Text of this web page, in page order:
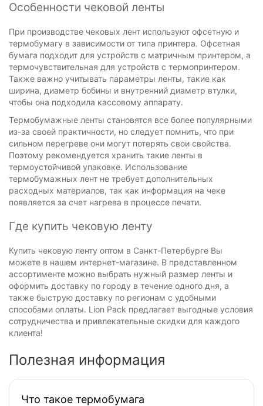
Особенности чековой ленты
При производстве чековых лент используют офсетную и
термобумагу в зависимости от типа принтера. Офсетная
бумага подходит для устройств с матричным принтером, а
термочувствительная для устройств с термопринтером.
Также важно учитывать параметры ленты, такие как
ширина, диаметр бобины и внутренний диаметр втулки,
чтобы она подходила кассовому аппарату.
Термобумажные ленты становятся все более популярными
из-за своей практичности, но следует помнить, что при
сильном перегреве они могут потерять свои свойства.
Поэтому рекомендуется хранить такие ленты в
термоустойчивой упаковке. Использование
термобумажных лент не требует дополнительных
расходных материалов, так как информация на чеке
появляется за счет нагрева в процессе печати.
Где купить чековую ленту
Купить чековую ленту оптом в Санкт-Петербурге Вы
можете в нашем интернет-магазине. В представленном
ассортименте можно выбрать нужный размер ленты и
оформить доставку по городу в течение одного дня, а
также быструю доставку по регионам с удобными
способами оплаты. Lion Pack предлагает выгодные условия
сотрудничества и привлекательные скидки для каждого
клиента!
Полезная информация
Что такое термобумага